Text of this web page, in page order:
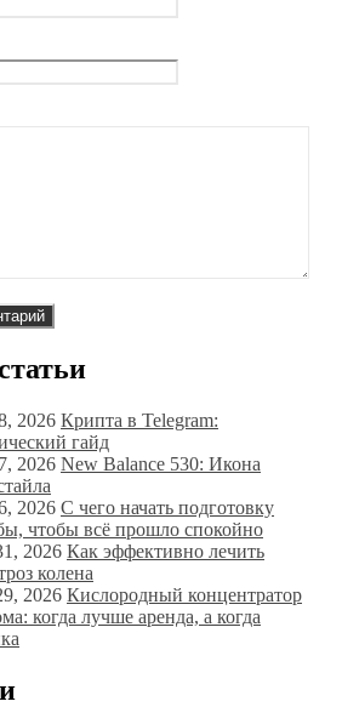
2026 Крипта в Telegram:
гайд
2026 New Balance 530: Икона
2026 С чего начать подготовку
чтобы всё прошло спокойно
2026 Как эффективно лечить
колена
2026 Кислородный концентратор
когда лучше аренда, а когда